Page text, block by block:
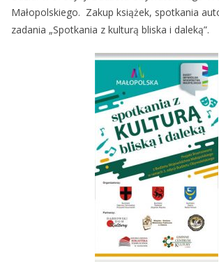
Małopolskiego. Zakup książek, spotkania
zadania „Spotkania z kulturą bliska i daleką”.